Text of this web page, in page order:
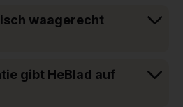
waagerecht
gibt HeBlad auf